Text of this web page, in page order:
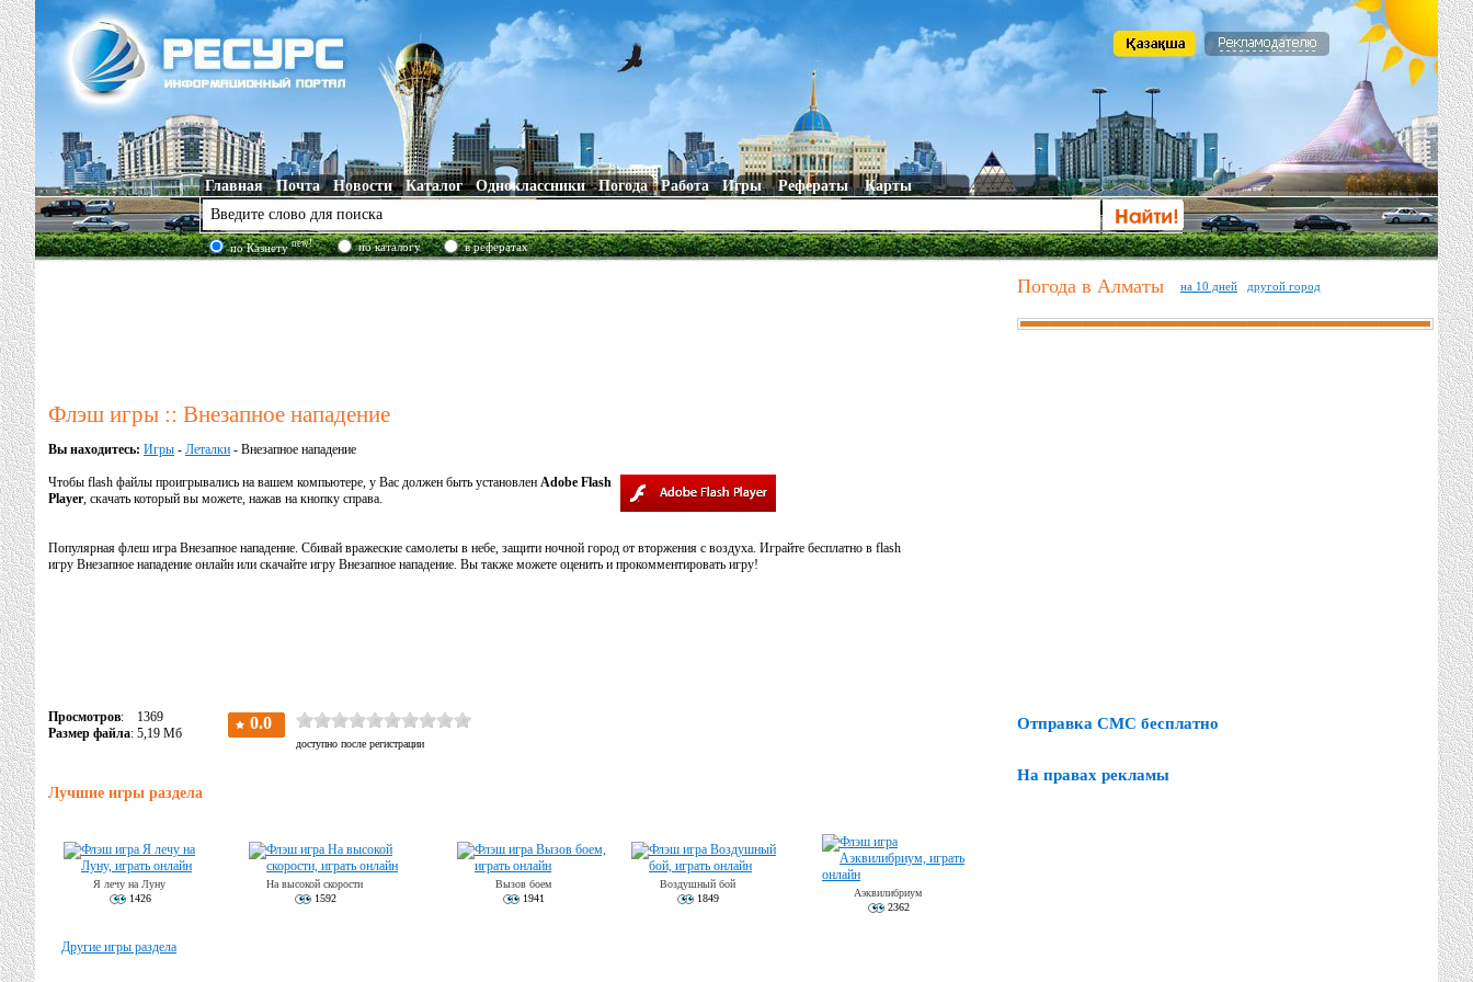
Главная Почта Новости Каталог Одноклассники Погода Работа Игры Рефераты Карты
по Казнетуnew! по каталогу в рефератах
Флэш игры :: Внезапное нападение
Вы находитесь: Игры - Леталки - Внезапное нападение
Чтобы flash файлы проигрывались на вашем компьютере, у Вас должен быть установлен Adobe Flash
Player, скачать который вы можете, нажав на кнопку справа.
Популярная флеш игра Внезапное нападение. Сбивай вражеские самолеты в небе, защити ночной город от вторжения с воздуха. Играйте бесплатно в flash
игру Внезапное нападение онлайн или скачайте игру Внезапное нападение. Вы также можете оценить и прокомментировать игру!
Просмотров: 1369
Размер файла: 5,19 Мб
Лучшие игры раздела
Я лечу на Луну
1426
На высокой скорости
1592
Вызов боем
1941
Воздушный бой
1849
Аэквилибриум
2362
Другие игры раздела
Погода в Алматы на 10 дней другой город
Отправка СМС бесплатно
На правах рекламы